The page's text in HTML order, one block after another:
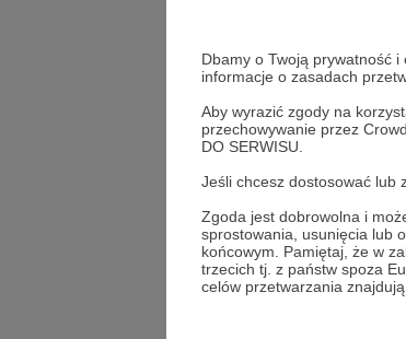
Dbamy o Twoją prywatność
informacje o zasadach
Aby wyrazić zgody na
przechowywanie przez
DO SERWISU.
Jeśli chcesz dostosować lub
Zgoda jest dobrowolna i
sprostowania, usunięcia lub
końcowym. Pamiętaj, że w
trzecich tj. z państw spoza
celów przetwarzania